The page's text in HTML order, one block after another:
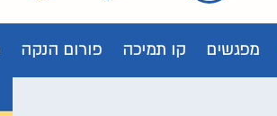
מפגשים קו תמיכה פורום הנקה